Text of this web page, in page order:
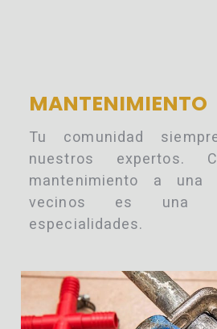
MANTENIMIENTO
Tu comunidad
nuestros expertos.
mantenimiento a una
vecinos es una
especialidades.